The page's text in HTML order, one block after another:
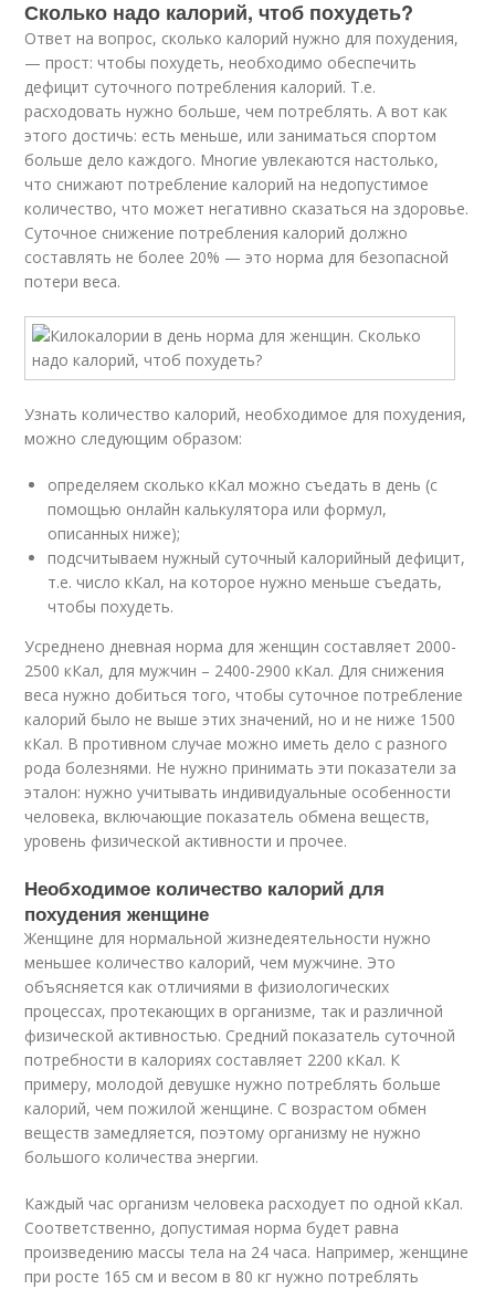
Сколько надо калорий, чтоб похудеть?
Ответ на вопрос, сколько калорий нужно для похудения,
— прост: чтобы похудеть, необходимо обеспечить
дефицит суточного потребления калорий. Т.е.
расходовать нужно больше, чем потреблять. А вот как
этого достичь: есть меньше, или заниматься спортом
больше дело каждого. Многие увлекаются настолько,
что снижают потребление калорий на недопустимое
количество, что может негативно сказаться на здоровье.
Суточное снижение потребления калорий должно
составлять не более 20% — это норма для безопасной
потери веса.
Узнать количество калорий, необходимое для похудения,
можно следующим образом:
определяем сколько кКал можно съедать в день (с
помощью онлайн калькулятора или формул,
описанных ниже);
подсчитываем нужный суточный калорийный дефицит,
т.е. число кКал, на которое нужно меньше съедать,
чтобы похудеть.
Усреднено дневная норма для женщин составляет 2000-
2500 кКал, для мужчин – 2400-2900 кКал. Для снижения
веса нужно добиться того, чтобы суточное потребление
калорий было не выше этих значений, но и не ниже 1500
кКал. В противном случае можно иметь дело с разного
рода болезнями. Не нужно принимать эти показатели за
эталон: нужно учитывать индивидуальные особенности
человека, включающие показатель обмена веществ,
уровень физической активности и прочее.
Необходимое количество калорий для
похудения женщине
Женщине для нормальной жизнедеятельности нужно
меньшее количество калорий, чем мужчине. Это
объясняется как отличиями в физиологических
процессах, протекающих в организме, так и различной
физической активностью. Средний показатель суточной
потребности в калориях составляет 2200 кКал. К
примеру, молодой девушке нужно потреблять больше
калорий, чем пожилой женщине. С возрастом обмен
веществ замедляется, поэтому организму не нужно
большого количества энергии.
Каждый час организм человека расходует по одной кКал.
Соответственно, допустимая норма будет равна
произведению массы тела на 24 часа. Например, женщине
при росте 165 см и весом в 80 кг нужно потреблять